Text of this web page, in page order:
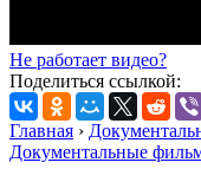
Не работает видео?
Поделиться ссылкой:
Главная ›
Документальные